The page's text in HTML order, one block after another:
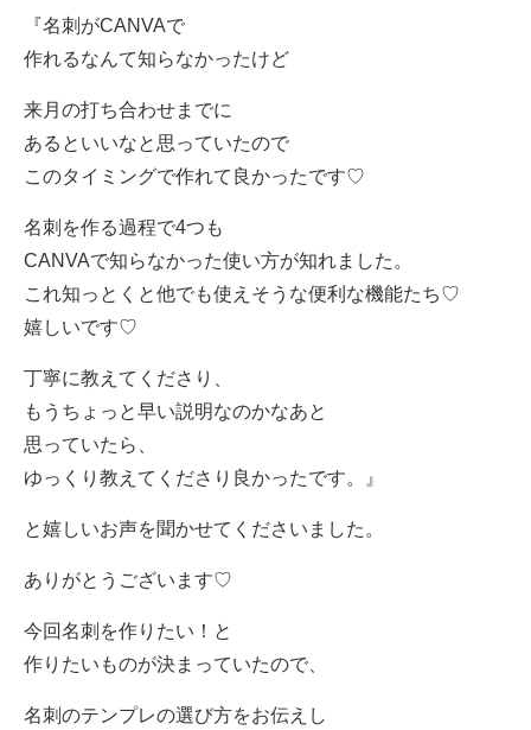
『名刺がCANVAで
作れるなんて知らなかったけど
来月の打ち合わせまでに
あるといいなと思っていたので
このタイミングで作れて良かったです♡
名刺を作る過程で4つも
CANVAで知らなかった使い方が知れました。
これ知っとくと他でも使えそうな便利な機能たち♡
嬉しいです♡
丁寧に教えてくださり、
もうちょっと早い説明なのかなあと
思っていたら、
ゆっくり教えてくださり良かったです。』
と嬉しいお声を聞かせてくださいました。
ありがとうございます♡
今回名刺を作りたい！と
作りたいものが決まっていたので、
名刺のテンプレの選び方をお伝えし